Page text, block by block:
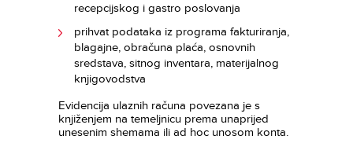
recepcijskog i gastro poslovanja
prihvat podataka iz programa fakturiranja,
blagajne, obračuna plaća, osnovnih
sredstava, sitnog inventara, materijalnog
knjigovodstva
Evidencija ulaznih računa povezana je s
knjiženjem na temeljnicu prema unaprijed
unesenim shemama ili ad hoc unosom konta.